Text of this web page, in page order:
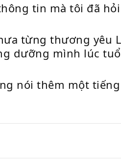
tin mà tôi đã
từng thương yêu
dưỡng mình lúc
nói thêm một